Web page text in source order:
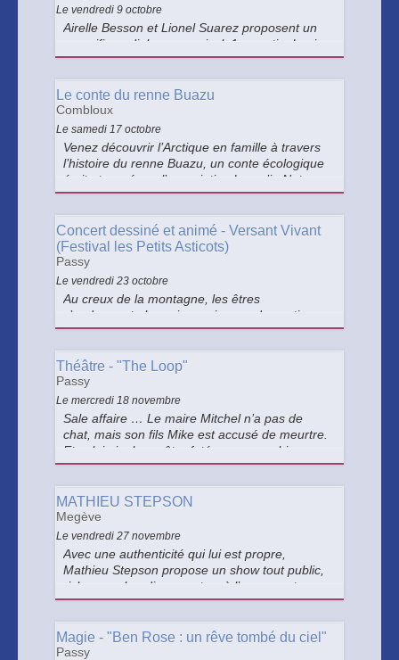
Le vendredi 9 octobre
Airelle Besson et Lionel Suarez proposent un
magnifique dialogue musical. 1re partie :Louis
Matute & Eloi Calame (guitare et clarinette
Le conte du renne Buazu
Combloux
Le samedi 17 octobre
Venez découvrir l’Arctique en famille à travers
l’histoire du renne Buazu, un conte écologique
écrit et narré par l’association Learn’in Nature.
Rendez-vous le 17 octobre à l’office de
Concert dessiné et animé - Versant Vivant
(Festival les Petits Asticots)
Passy
Le vendredi 23 octobre
Au creux de la montagne, les êtres
s’endorment : humains, animaux, domestiques
ou sauvages, proies ou prédateurs, tous se
Théâtre - "The Loop"
Passy
Le mercredi 18 novembre
Sale affaire … Le maire Mitchel n’a pas de
chat, mais son fils Mike est accusé de meurtre.
Et celui-ci a beau être futé comme un bison,
toutes les preuves l’accablent.
MATHIEU STEPSON
Megève
Le vendredi 27 novembre
Avec une authenticité qui lui est propre,
Mathieu Stepson propose un show tout public,
riche en rebondissements, où l’on ressort
étonné, amusé… et bluffé !
Magie - "Ben Rose : un rêve tombé du ciel"
Passy